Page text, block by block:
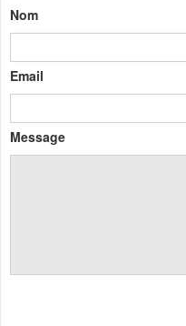
Nom
Email
Message